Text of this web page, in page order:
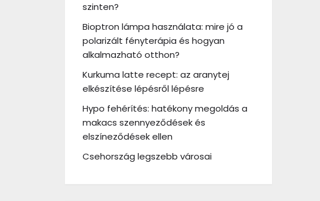
szinten?
Bioptron lámpa használata: mire jó a
polarizált fényterápia és hogyan
alkalmazható otthon?
Kurkuma latte recept: az aranytej
elkészítése lépésről lépésre
Hypo fehérítés: hatékony megoldás a
makacs szennyeződések és
elszíneződések ellen
Csehország legszebb városai